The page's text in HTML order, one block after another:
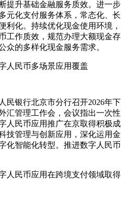
提升基础金融服务质效。进一步
元化支付服务体系，常态化、长
利化。持续优化现金使用环境，
工作质效，规范办理大额现金存
众的多样化现金服务需求。
人民币多场景应用覆盖
民银行北京市分行召开2026年下
汇管理工作会，会议指出一次性
人民币应用推广在京取得积极成
技管理与创新应用，深化运用金
化智能化转型。推进数字人民币
人民币应用在跨境支付领域取得